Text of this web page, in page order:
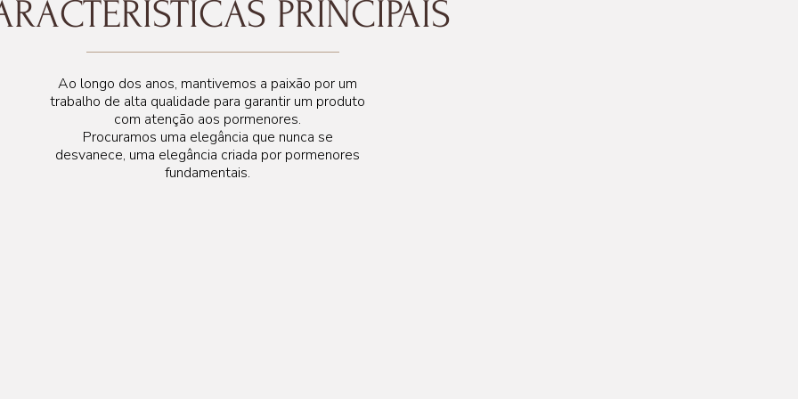
PRINCIPAIS
Ao longo dos anos, mantivemos a paixão por um
trabalho de alta qualidade para garantir um produto
com atenção aos pormenores.
Procuramos uma elegância que nunca se
desvanece, uma elegância criada por pormenores
fundamentais.